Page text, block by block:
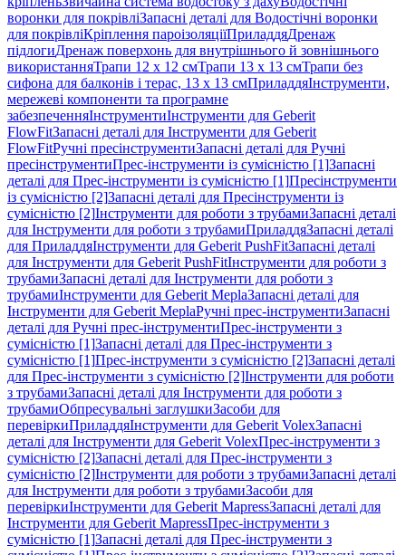
воронки для покрівліЗапасні деталі для Водостічні воронки
для покрівліКріплення пароізоляціїПриладдяДренаж
підлогиДренаж поверхонь для внутрішнього й зовнішнього
використанняТрапи 12 x 12 смТрапи 13 x 13 смТрапи без
сифона для балконів і терас, 13 x 13 смПриладдяІнструменти,
мережеві компоненти та програмне
забезпеченняІнструментиІнструменти для Geberit
FlowFitЗапасні деталі для Інструменти для Geberit
FlowFitРучні пресінструментиЗапасні деталі для Ручні
пресінструментиПрес-інструменти із сумісністю [1]Запасні
деталі для Прес-інструменти із сумісністю [1]Пресінструменти
із сумісністю [2]Запасні деталі для Пресінструменти із
сумісністю [2]Інструменти для роботи з трубамиЗапасні деталі
для Інструменти для роботи з трубамиПриладдяЗапасні деталі
для ПриладдяІнструменти для Geberit PushFitЗапасні деталі
для Інструменти для Geberit PushFitІнструменти для роботи з
трубамиЗапасні деталі для Інструменти для роботи з
трубамиІнструменти для Geberit MeplaЗапасні деталі для
Інструменти для Geberit MeplaРучні прес-інструментиЗапасні
деталі для Ручні прес-інструментиПрес-інструменти з
сумісністю [1]Запасні деталі для Прес-інструменти з
сумісністю [1]Прес-інструменти з сумісністю [2]Запасні деталі
для Прес-інструменти з сумісністю [2]Інструменти для роботи
з трубамиЗапасні деталі для Інструменти для роботи з
трубамиОбпресувальні заглушкиЗасоби для
перевіркиПриладдяІнструменти для Geberit VolexЗапасні
деталі для Інструменти для Geberit VolexПрес-інструменти з
сумісністю [2]Запасні деталі для Прес-інструменти з
сумісністю [2]Інструменти для роботи з трубамиЗапасні деталі
для Інструменти для роботи з трубамиЗасоби для
перевіркиІнструменти для Geberit MapressЗапасні деталі для
Інструменти для Geberit MapressПрес-інструменти з
сумісністю [1]Запасні деталі для Прес-інструменти з